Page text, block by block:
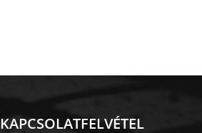
KAPCSOLATFELVÉTEL